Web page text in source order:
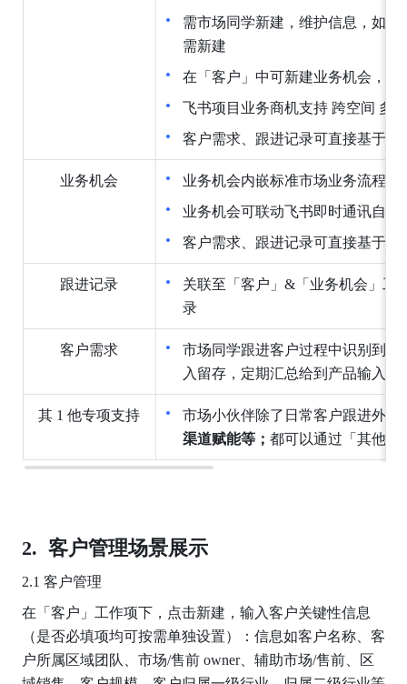
需市场同学新建，维护信息，如
需新建
在「客户」中可新建业务机会，
飞书项目业务商机支持 跨空间 多
客户需求、跟进记录可直接基于客
业务机会
业务机会内嵌标准市场业务流程
业务机会可联动飞书即时通讯自
客户需求、跟进记录可直接基于业
跟进记录
关联至「客户」&「业务机会」工
录
客户需求
市场同学跟进客户过程中识别到
入留存，定期汇总给到产品输入，
其 1 他专项支持
市场小伙伴除了日常客户跟进外，
渠道赋能等； 都可以通过「其他专
客户管理场景展示
2.1 客户管理
在「客户」工作项下，点击新建，输入客户关键性信息
（是否必填项均可按需单独设置）：信息如客户名称、客
户所属区域团队、市场/售前 owner、辅助市场/售前、区